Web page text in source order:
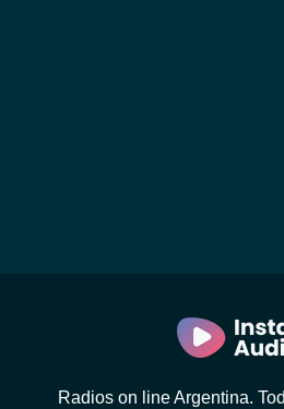
Radios on line Argentina.